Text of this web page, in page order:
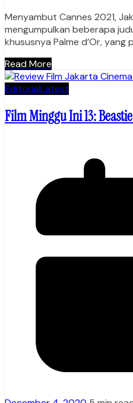
Menyambut Cannes 2021,
mengumpulkan beberapa
khususnya Palme d’Or, yang
Read More
EditorialLatest
Film Minggu Ini 13: